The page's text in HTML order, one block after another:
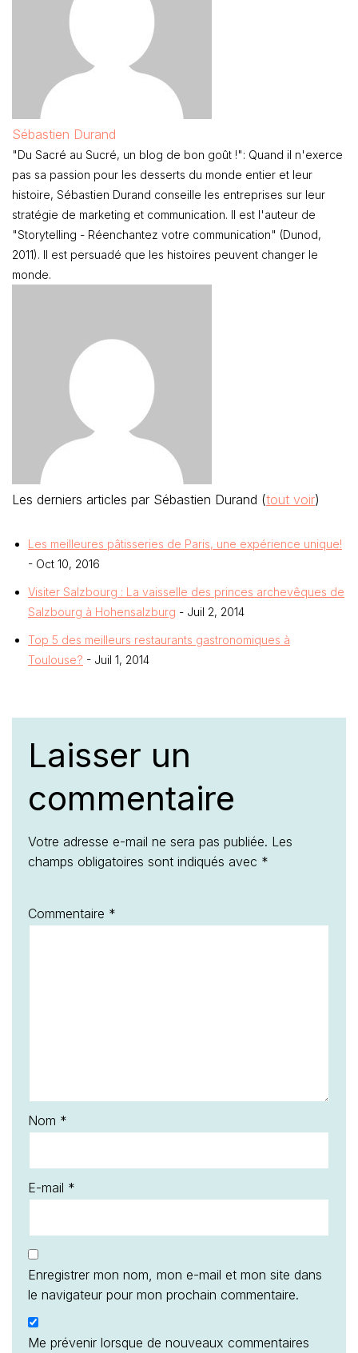
Sébastien Durand
"Du Sacré au Sucré, un blog de bon goût !": Quand il n'exerce
pas sa passion pour les desserts du monde entier et leur
histoire, Sébastien Durand conseille les entreprises sur leur
stratégie de marketing et communication. Il est l'auteur de
"Storytelling - Réenchantez votre communication" (Dunod,
2011). Il est persuadé que les histoires peuvent changer le
monde.
Les derniers articles par Sébastien Durand (tout voir)
Les meilleures pâtisseries de Paris, une expérience unique!
- Oct 10, 2016
Visiter Salzbourg : La vaisselle des princes archevêques de
Salzbourg à Hohensalzburg - Juil 2, 2014
Top 5 des meilleurs restaurants gastronomiques à
Toulouse? - Juil 1, 2014
Laisser un
commentaire
Votre adresse e-mail ne sera pas publiée. Les
champs obligatoires sont indiqués avec *
Commentaire *
Nom *
E-mail *
Enregistrer mon nom, mon e-mail et mon site dans
le navigateur pour mon prochain commentaire.
Me prévenir lorsque de nouveaux commentaires